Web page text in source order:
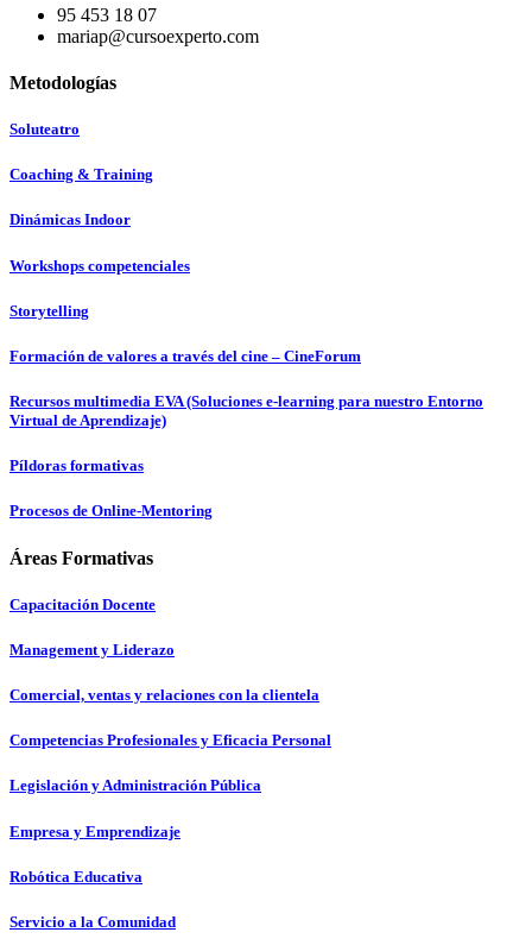
95 453 18 07
mariap@cursoexperto.com
Metodologías
Soluteatro
Coaching & Training
Dinámicas Indoor
Workshops competenciales
Storytelling
Formación de valores a través del cine – CineForum
Recursos multimedia EVA (Soluciones e-learning para nuestro Entorno
Virtual de Aprendizaje)
Píldoras formativas
Procesos de Online-Mentoring
Áreas Formativas
Capacitación Docente
Management y Liderazo
Comercial, ventas y relaciones con la clientela
Competencias Profesionales y Eficacia Personal
Legislación y Administración Pública
Empresa y Emprendizaje
Robótica Educativa
Servicio a la Comunidad